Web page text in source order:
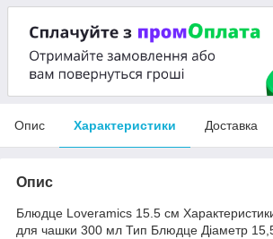
Опис Характеристики Доставка
Опис
Блюдце Loveramics 15.5 см
для чашки 300 мл Тип Блюдце Діаметр